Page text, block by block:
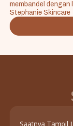
membandel dengan
Stephanie Skincare
Saatnya Tampil